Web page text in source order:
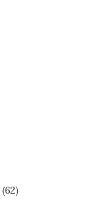
(62)